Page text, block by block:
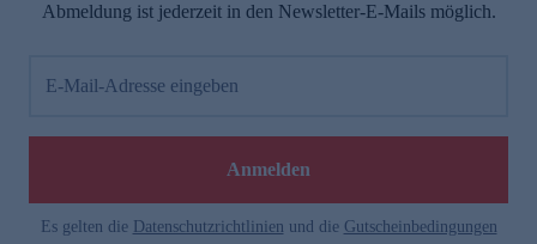
Abmeldung ist jederzeit in den Newsletter-E-Mails möglich.
E-Mail-Adresse eingeben
Anmelden
Es gelten die Datenschutzrichtlinien und die Gutscheinbedingungen